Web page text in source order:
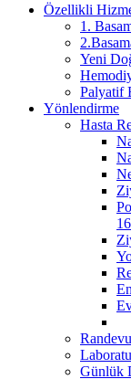
Özellikli
1.
Yeni
Palyatif
Yönlendirme
Hasta
Günlük